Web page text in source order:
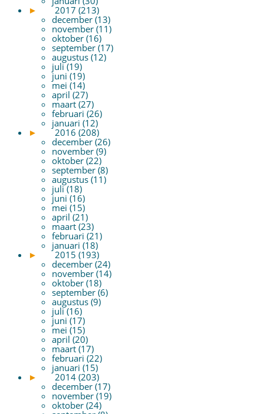
►
2017 (213)
december (13)
november (11)
oktober (16)
september (17)
augustus (12)
juli (19)
juni (19)
mei (14)
april (27)
maart (27)
februari (26)
januari (12)
►
2016 (208)
december (26)
november (9)
oktober (22)
september (8)
augustus (11)
juli (18)
juni (16)
mei (15)
april (21)
maart (23)
februari (21)
januari (18)
►
2015 (193)
december (24)
november (14)
oktober (18)
september (6)
augustus (9)
juli (16)
juni (17)
mei (15)
april (20)
maart (17)
februari (22)
januari (15)
►
2014 (203)
december (17)
november (19)
oktober (24)